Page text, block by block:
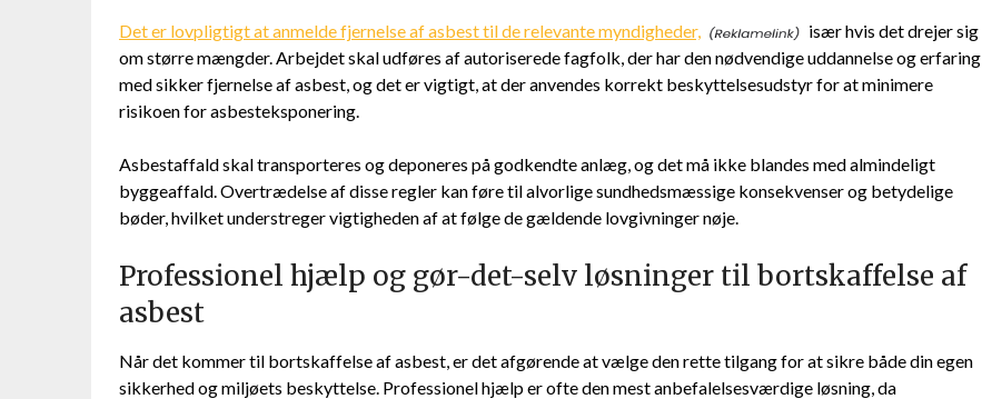
Det er lovpligtigt at anmelde fjernelse af asbest til de relevante myndigheder,
især hvis det drejer sig
om større mængder. Arbejdet skal udføres af autoriserede fagfolk, der har den nødvendige uddannelse og erfaring
med sikker fjernelse af asbest, og det er vigtigt, at der anvendes korrekt beskyttelsesudstyr for at minimere
risikoen for asbesteksponering.
Asbestaffald skal transporteres og deponeres på godkendte anlæg, og det må ikke blandes med almindeligt
byggeaffald. Overtrædelse af disse regler kan føre til alvorlige sundhedsmæssige konsekvenser og betydelige
bøder, hvilket understreger vigtigheden af at følge de gældende lovgivninger nøje.
Professionel hjælp og gør-det-selv løsninger til bortskaffelse af
asbest
Når det kommer til bortskaffelse af asbest, er det afgørende at vælge den rette tilgang for at sikre både din egen
sikkerhed og miljøets beskyttelse. Professionel hjælp er ofte den mest anbefalelsesværdige løsning, da